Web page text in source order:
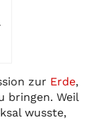
zur Erde,
bringen. Weil
wusste,